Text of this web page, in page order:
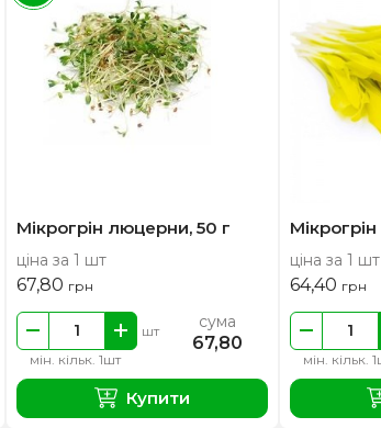
Мікрогрін люцерни, 50 г
ціна за 1 шт
67,80 грн
мін. кільк. 1шт
шт сума
67,80
Купити
ціна за 1 шт
64,40 грн
мін. кільк.